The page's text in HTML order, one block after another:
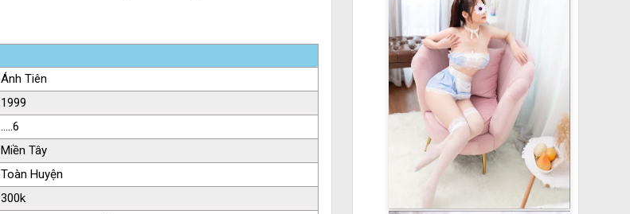
Ánh Tiên
1999
.....6
Miền Tây
Toàn Huyện
300k